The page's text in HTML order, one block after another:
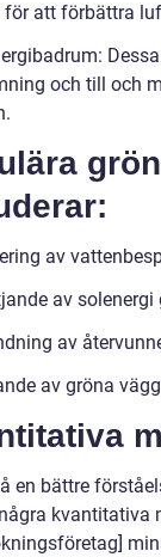
för att förbättra
och till och
av
av solenergi
av
av gröna
en bättre
kvantitativa